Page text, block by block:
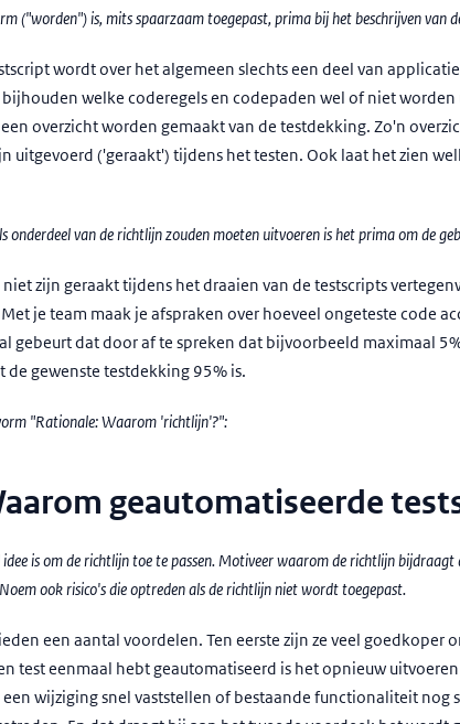
("worden") is, mits spaarzaam toegepast, prima bij het beschrijven van
wordt over het algemeen slechts een deel van
welke coderegels en codepaden wel of niet
overzicht worden gemaakt van de testdekking. Zo'n
uitgevoerd ('geraakt') tijdens het testen. Ook laat het zien
onderdeel van de richtlijn zouden moeten uitvoeren is het prima om de
zijn geraakt tijdens het draaien van de testscripts
je team maak je afspraken over hoeveel ongeteste code
gebeurt dat door af te spreken dat bijvoorbeeld maximaal
de gewenste testdekking 95% is.
"Rationale: Waarom 'richtlijn'?":
geautomatiseerde
is om de richtlijn toe te passen. Motiveer waarom de richtlijn
ook risico's die optreden als de richtlijn niet wordt toegepast.
een aantal voordelen. Ten eerste zijn ze veel goedkoper
test eenmaal hebt geautomatiseerd is het opnieuw
wijziging snel vaststellen of bestaande functionaliteit nog